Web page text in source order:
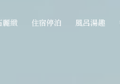
麗緻 住宿停泊 風呂湯趣